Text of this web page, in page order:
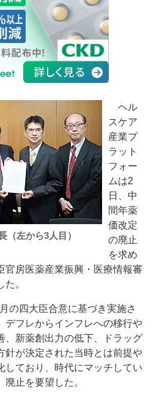
（左から3人目）
ヘル
スケア
産業プ
ラット
フォー
ムは2
日、中
間年薬
価改定
の廃止
を求め
官房医薬産業振興・医療情報審
。
の四大臣合意に基づき実施さ
デフレからインフレへの移行や
、新薬創出力の低下、ドラッグ
針が決定された当時とは前提や
しており、時代にマッチしてい
止を要望した。